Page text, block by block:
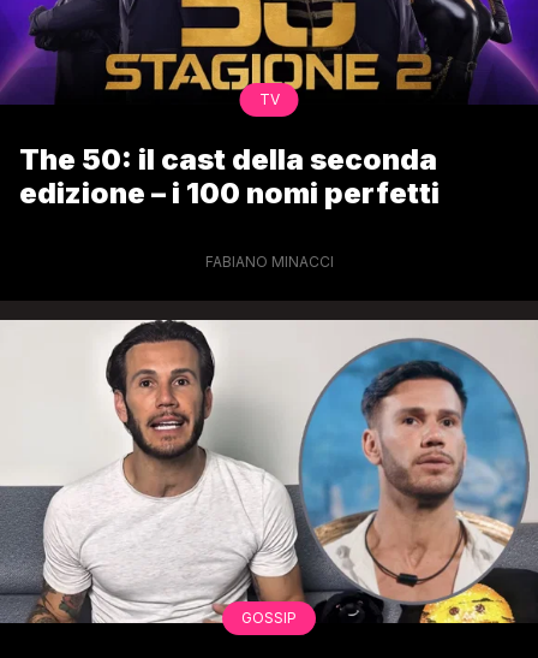
TV
The 50: il cast della seconda
edizione – i 100 nomi perfetti
FABIANO MINACCI
GOSSIP